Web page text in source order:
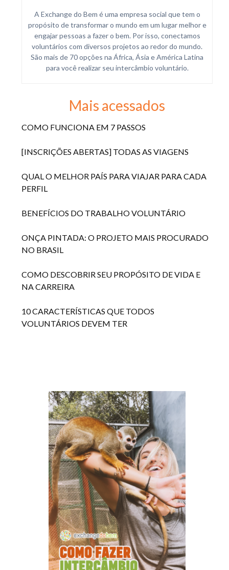
A Exchange do Bem é uma empresa social que tem o
propósito de transformar o mundo em um lugar melhor e
engajar pessoas a fazer o bem. Por isso, conectamos
voluntários com diversos projetos ao redor do mundo.
São mais de 70 opções na África, Ásia e América Latina
para você realizar seu intercâmbio voluntário.
Mais acessados
COMO FUNCIONA EM 7 PASSOS
[INSCRIÇÕES ABERTAS] TODAS AS VIAGENS
QUAL O MELHOR PAÍS PARA VIAJAR PARA CADA
PERFIL
BENEFÍCIOS DO TRABALHO VOLUNTÁRIO
ONÇA PINTADA: O PROJETO MAIS PROCURADO
NO BRASIL
COMO DESCOBRIR SEU PROPÓSITO DE VIDA E
NA CARREIRA
10 CARACTERÍSTICAS QUE TODOS
VOLUNTÁRIOS DEVEM TER